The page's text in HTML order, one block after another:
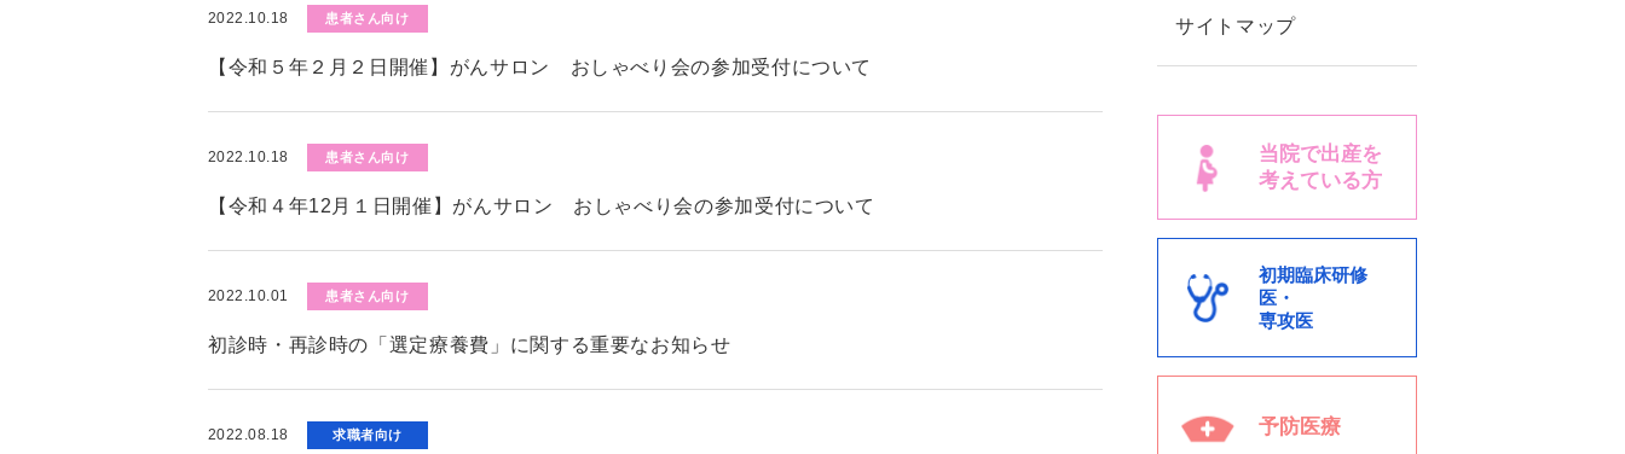
2022.10.18 患者さん向け
【令和５年２月２日開催】がんサロン おしゃべり会の参加受付について
2022.10.18 患者さん向け
【令和４年12月１日開催】がんサロン おしゃべり会の参加受付について
2022.10.01 患者さん向け
初診時・再診時の「選定療養費」に関する重要なお知らせ
2022.08.18 求職者向け
サイトマップ
当院で出産を
考えている方
初期臨床研修
医・
専攻医
予防医療